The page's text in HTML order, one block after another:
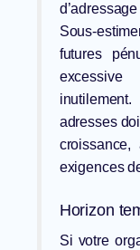
Sous-
futures
adresses
exigences
Horizon
Si votre